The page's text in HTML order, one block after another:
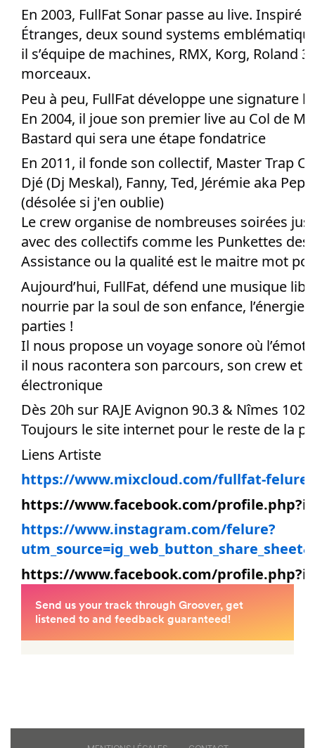
En 2003, FullFat Sonar passe au live. Inspiré
Étranges, deux sound systems
il s’équipe de machines, RMX, Korg, Roland
morceaux.
Peu à peu, FullFat développe une signature
En 2004, il joue son premier live au Col de
Bastard qui sera une étape fondatrice
En 2011, il fonde son collectif, Master Trap
Djé (Dj Meskal), Fanny, Ted, Jérémie aka
(désolée si j'en oublie)
Le crew organise de nombreuses soirées
avec des collectifs comme les Punkettes
Assistance ou la qualité est le maitre mot
Aujourd’hui, FullFat, défend une musique
nourrie par la soul de son enfance, l’énergie
parties !
Il nous propose un voyage sonore où
il nous racontera son parcours, son crew et
électronique
Dès 20h sur RAJE Avignon 90.3 & Nîmes
Toujours le site internet pour le reste de la
Liens Artiste
https://www.mixcloud.com/fullfat-
https://www.facebook.com/
https://www.instagram.com/felure?
https://www.facebook.com/